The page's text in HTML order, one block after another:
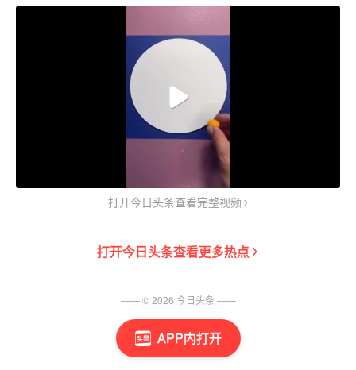
APP内打开
打开今日头条查看完整视频
打开今日头条查看更多热点
—— ©2026 今日头条 ——